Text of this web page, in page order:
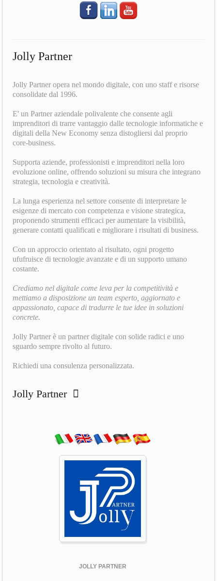
Jolly Partner
Jolly Partner opera nel mondo digitale, con uno staff e risorse
consolidate dal 1996.
E' un Partner aziendale polivalente che consente agli
imprenditori di trarre vantaggio dalle tecnologie informatiche e
digitali della New Economy senza distogliersi dal proprio
core-business.
Supporta aziende, professionisti e imprenditori nella loro
evoluzione online, offrendo soluzioni su misura che integrano
strategia, tecnologia e creatività.
La lunga esperienza nel settore consente di interpretare le
esigenze di mercato con competenza e visione strategica,
proponendo strumenti efficaci per aumentare la visibilità,
generare contatti qualificati e migliorare i risultati di business.
Con un approccio orientato al risultato, ogni progetto
ufufruisce di tecnologie avanzate e di un supporto umano
costante.
Crediamo nel digitale come leva per la competitività e
mettiamo a disposizione un team esperto, aggiornato e
appassionato, capace di tradurre le tue idee in soluzioni
concrete.
Jolly Partner è un partner digitale con solide radici e uno
sguardo sempre rivolto al futuro.
Richiedi una consulenza personalizzata.
Jolly Partner
JOLLY PARTNER